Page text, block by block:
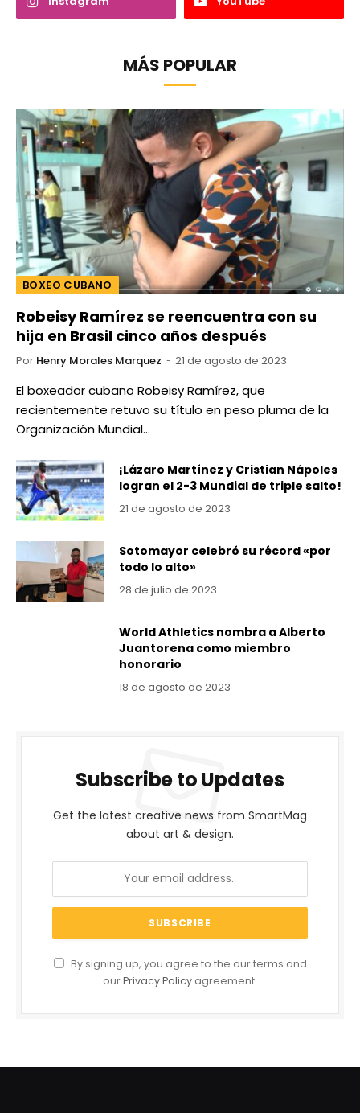
MÁS POPULAR
BOXEO CUBANO
Robeisy Ramírez se reencuentra con su
hija en Brasil cinco años después
Por Henry Morales Marquez 21 de agosto de 2023
El boxeador cubano Robeisy Ramírez, que
recientemente retuvo su título en peso pluma de la
Organización Mundial…
¡Lázaro Martínez y Cristian Nápoles
logran el 2-3 Mundial de triple salto!
21 de agosto de 2023
Sotomayor celebró su récord «por
todo lo alto»
28 de julio de 2023
World Athletics nombra a Alberto
Juantorena como miembro
honorario
18 de agosto de 2023
Subscribe to Updates
Get the latest creative news from SmartMag
about art & design.
By signing up, you agree to the our terms and
ourPrivacy Policy agreement.